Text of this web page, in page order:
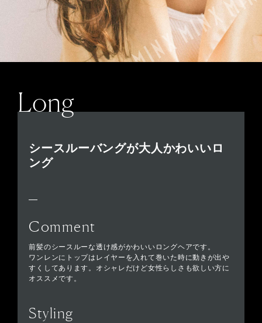
Long
シースルーバングが大人かわいいロ
ング
Comment
前髪のシースルーな透け感がかわいいロングヘアです。
ワンレンにトップはレイヤーを入れて巻いた時に動きが出や
すくしてあります。オシャレだけど女性らしさも欲しい方に
オススメです。
Styling